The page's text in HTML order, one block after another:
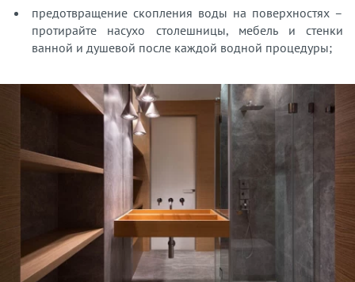
предотвращение скопления воды на поверхностях –
протирайте насухо столешницы, мебель и стенки
ванной и душевой после каждой водной процедуры;